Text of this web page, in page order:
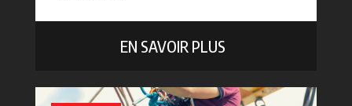
EN SAVOIR PLUS